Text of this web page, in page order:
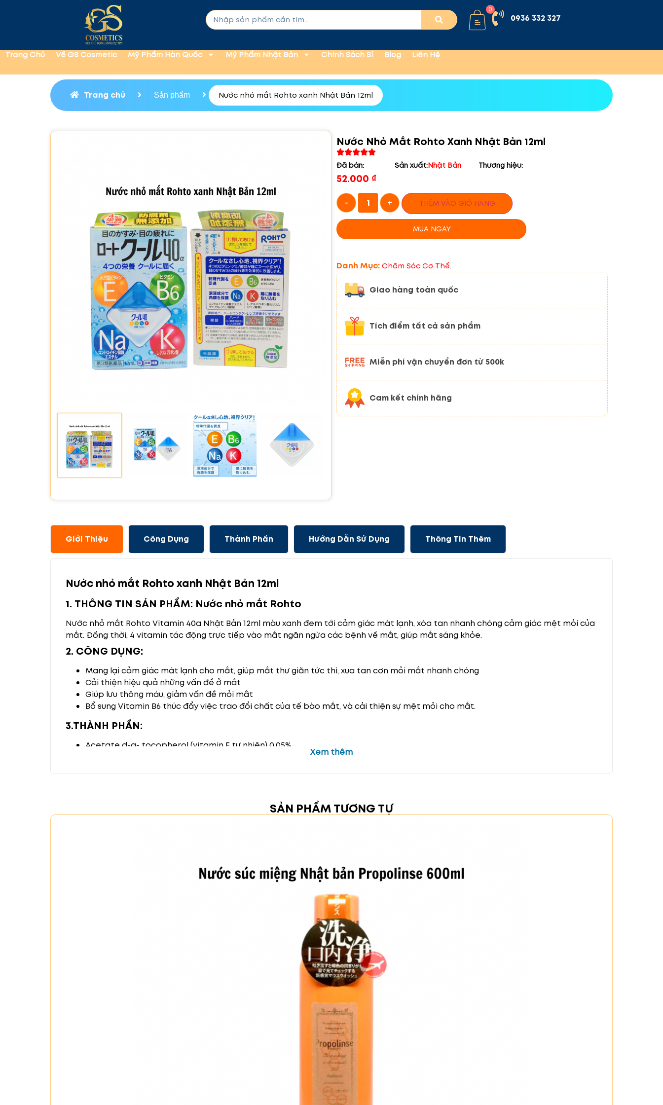
0
0936 332 327
Trang Chủ Về GS Cosmetic Mỹ Phẩm Hàn Quốc Mỹ Phẩm Nhật Bản Chính Sách Sỉ Blog Liên Hệ
Trang chủ Sản phẩm Nước nhỏ mắt Rohto xanh Nhật Bản 12ml
Nước Nhỏ Mắt Rohto Xanh Nhật Bản 12ml
Đã bán: Sản xuất:Nhật Bản Thương hiệu:
52.000 ₫
- + THÊM VÀO GIỎ HÀNG
MUA NGAY
Danh Mục:Chăm Sóc Cơ Thể.
Giao hàng toàn quốc
Tích điểm tất cả sản phẩm
Miễn phí vận chuyển đơn từ 500k
Cam kết chính hãng
Giới Thiệu Công Dụng Thành Phần Hướng Dẫn Sử Dụng Thông Tin Thêm
Nước nhỏ mắt Rohto xanh Nhật Bản 12ml
1. THÔNG TIN SẢN PHẨM: Nước nhỏ mắt Rohto
Nước nhỏ mắt Rohto Vitamin 40α Nhật Bản 12ml màu xanh đem tới cảm giác mát lạnh, xóa tan nhanh chóng cảm giác mệt mỏi của
mắt. Đồng thời, 4 vitamin tác động trực tiếp vào mắt ngăn ngừa các bệnh về mắt, giúp mắt sáng khỏe.
2. CÔNG DỤNG:
Mang lại cảm giác mát lạnh cho mắt, giúp mắt thư giãn tức thì, xua tan cơn mỏi mắt nhanh chóng
Cải thiện hiệu quả những vấn đề ở mắt
Giúp lưu thông máu, giảm vấn đề mỏi mắt
Bổ sung Vitamin B6 thúc đẩy việc trao đổi chất của tế bào mắt, và cải thiện sự mệt mỏi cho mắt.
3.THÀNH PHẦN:
Acetate d-α- tocopherol (vitamin E tự nhiên) 0,05%
4.HƯỚNG DẪN SỬ DỤNG:
Sản phẩm màu xanh đem tới cảm giác mát lạnh, xóa tan nhanh chóng cảm giác mệt mỏi của mắt. Đồng thời, 4 vitamin tác động
trực tiếp vào mắt ngăn ngừa các bệnh về mắt, giúp mắt sáng khỏe.
Xem thêm
SẢN PHẨM TƯƠNG TỰ